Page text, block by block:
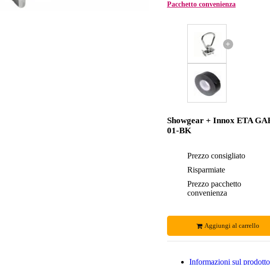
Pacchetto convenienza
+
Showgear + Innox ETA
01-BK
Prezzo consigliato
Risparmiate
Prezzo pacchetto
convenienza
Aggiungi al carrello
Informazioni sul prodotto